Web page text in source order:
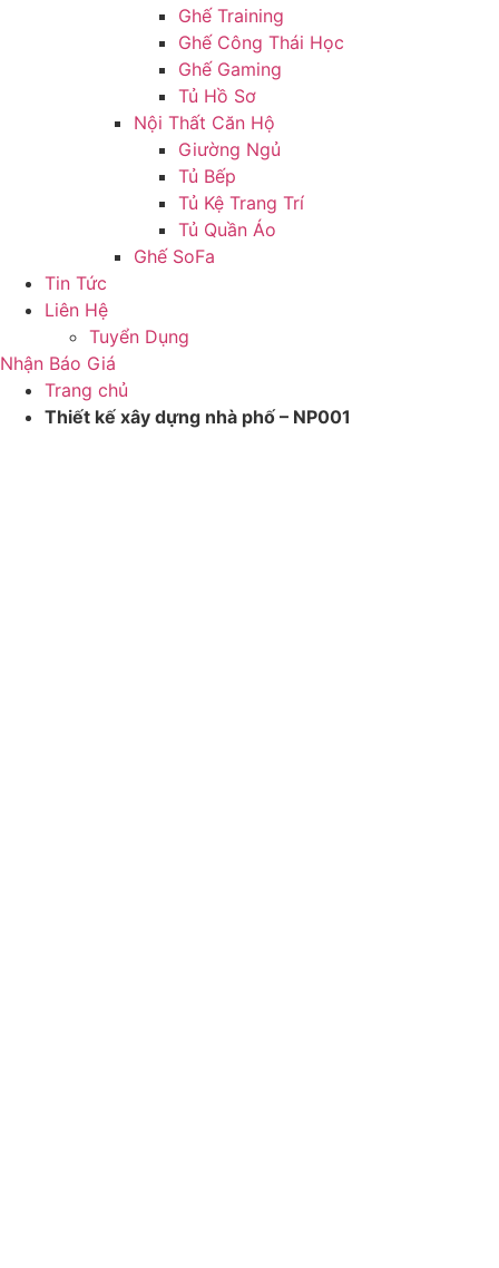
Ghế Training
Ghế Công Thái Học
Ghế Gaming
Tủ Hồ Sơ
Nội Thất Căn Hộ
Giường Ngủ
Tủ Bếp
Tủ Kệ Trang Trí
Tủ Quần Áo
Ghế SoFa
Tin Tức
Liên Hệ
Tuyển Dụng
Nhận Báo Giá
Trang chủ
Thiết kế xây dựng nhà phố – NP001